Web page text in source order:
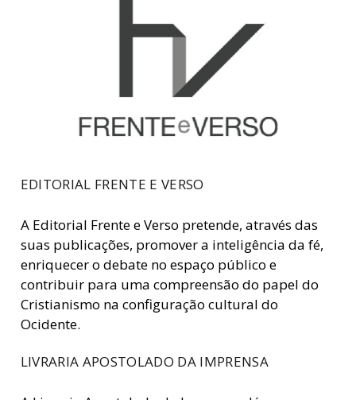
EDITORIAL FRENTE E VERSO
A Editorial Frente e Verso pretende, através das
suas publicações, promover a inteligência da fé,
enriquecer o debate no espaço público e
contribuir para uma compreensão do papel do
Cristianismo na configuração cultural do
Ocidente.
LIVRARIA APOSTOLADO DA IMPRENSA